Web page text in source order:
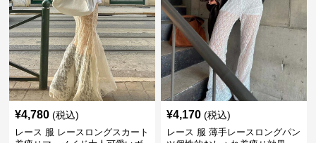
¥4,780 (税込)
レース 服 レースロングスカート
¥4,170 (税込)
レース 服 薄手レースロングパン